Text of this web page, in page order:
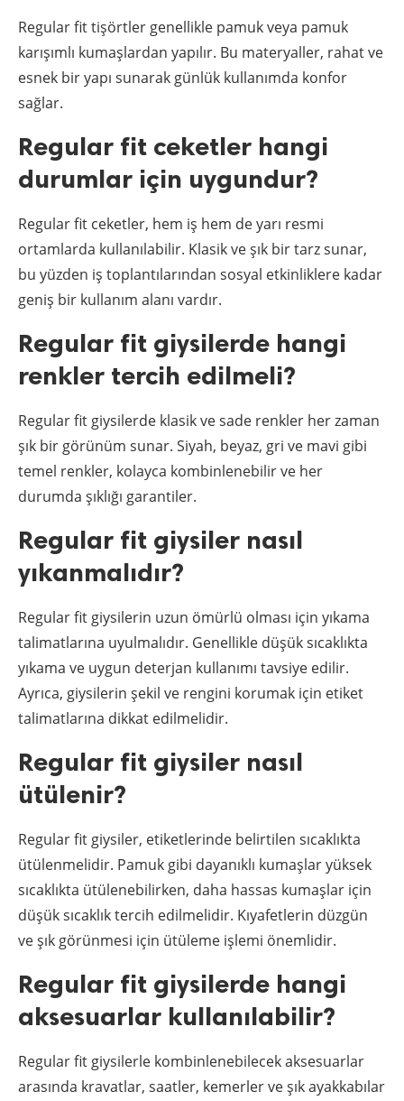
Regular fit tişörtler genellikle pamuk veya pamuk
karışımlı kumaşlardan yapılır. Bu materyaller, rahat ve
esnek bir yapı sunarak günlük kullanımda konfor
sağlar.
Regular fit ceketler hangi
durumlar için uygundur?
Regular fit ceketler, hem iş hem de yarı resmi
ortamlarda kullanılabilir. Klasik ve şık bir tarz sunar,
bu yüzden iş toplantılarından sosyal etkinliklere kadar
geniş bir kullanım alanı vardır.
Regular fit giysilerde hangi
renkler tercih edilmeli?
Regular fit giysilerde klasik ve sade renkler her zaman
şık bir görünüm sunar. Siyah, beyaz, gri ve mavi gibi
temel renkler, kolayca kombinlenebilir ve her
durumda şıklığı garantiler.
Regular fit giysiler nasıl
yıkanmalıdır?
Regular fit giysilerin uzun ömürlü olması için yıkama
talimatlarına uyulmalıdır. Genellikle düşük sıcaklıkta
yıkama ve uygun deterjan kullanımı tavsiye edilir.
Ayrıca, giysilerin şekil ve rengini korumak için etiket
talimatlarına dikkat edilmelidir.
Regular fit giysiler nasıl
ütülenir?
Regular fit giysiler, etiketlerinde belirtilen sıcaklıkta
ütülenmelidir. Pamuk gibi dayanıklı kumaşlar yüksek
sıcaklıkta ütülenebilirken, daha hassas kumaşlar için
düşük sıcaklık tercih edilmelidir. Kıyafetlerin düzgün
ve şık görünmesi için ütüleme işlemi önemlidir.
Regular fit giysilerde hangi
aksesuarlar kullanılabilir?
Regular fit giysilerle kombinlenebilecek aksesuarlar
arasında kravatlar, saatler, kemerler ve şık ayakkabılar